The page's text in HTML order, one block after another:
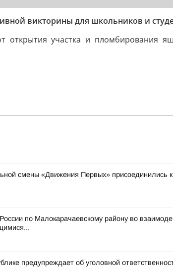
викторины для школьников и
открытия участка и пломбирования
смены «Движения Первых» присоединились
по Малокарачаевскому району во
предупреждает об уголовной